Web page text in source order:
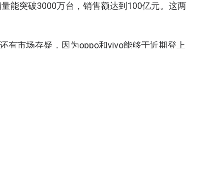
能突破3000万台，销售额达到100亿元。这两
有市场存疑，因为oppo和vivo能够于近期登上